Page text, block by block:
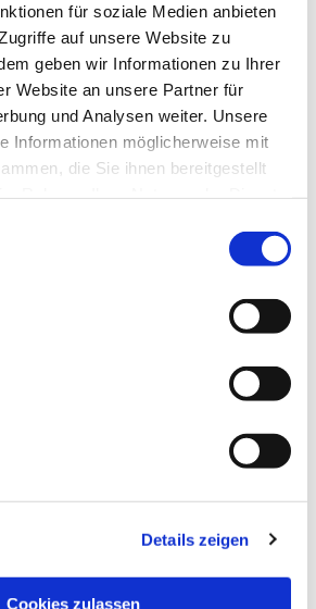
für soziale Medien anbieten
auf unsere Website zu
geben wir Informationen zu Ihrer
Website an unsere Partner für
und Analysen weiter. Unsere
Informationen möglicherweise mit
die Sie ihnen bereitgestellt
Details zeigen
Cookies zulassen
Sie auch